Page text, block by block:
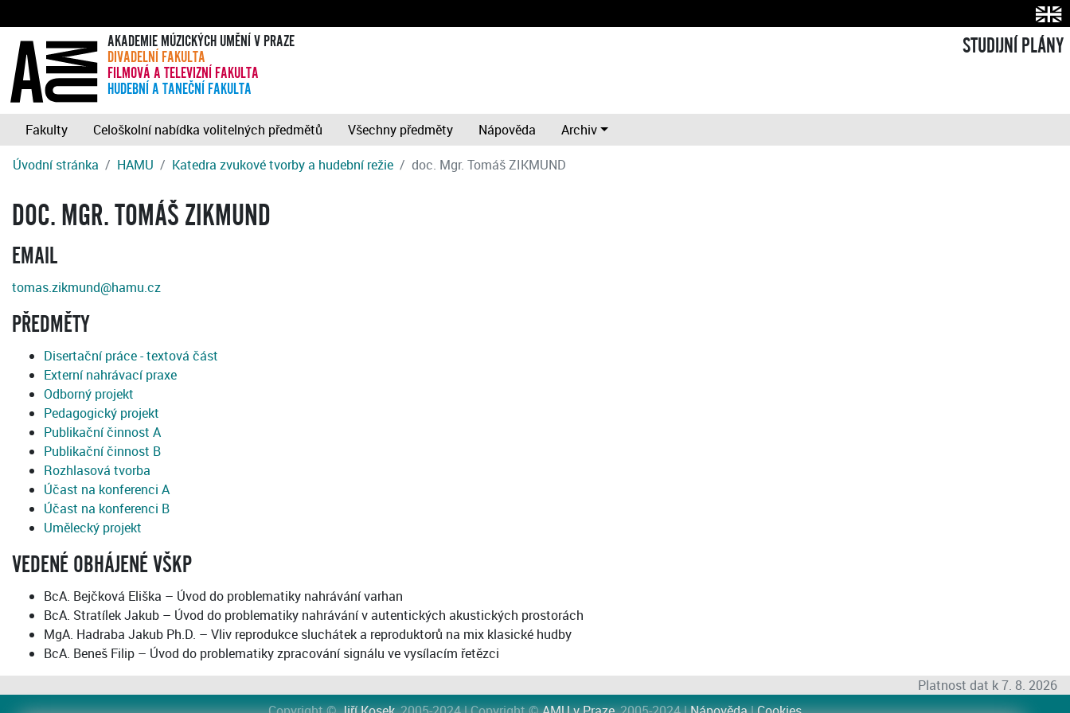
AKADEMIE MÚZICKÝCH UMĚNÍ V PRAZE
DIVADELNÍ FAKULTA
FILMOVÁ A TELEVIZNÍ FAKULTA
HUDEBNÍ A TANEČNÍ FAKULTA
STUDIJNÍ PLÁNY
Fakulty Celoškolní nabídka volitelných předmětů Všechny předměty Nápověda
Archiv
Úvodní stránka
HAMU Katedra zvukové tvorby a hudební režie doc. Mgr. Tomáš ZIKMUND
DOC. MGR. TOMÁŠ ZIKMUND
EMAIL
tomas.zikmund@hamu.cz
PŘEDMĚTY
Disertační práce - textová část
Externí nahrávací praxe
Odborný projekt
Pedagogický projekt
Publikační činnost A
Publikační činnost B
Rozhlasová tvorba
Účast na konferenci A
Účast na konferenci B
Umělecký projekt
VEDENÉ OBHÁJENÉ VŠKP
BcA. Bejčková Eliška – Úvod do problematiky nahrávání varhan
BcA. Stratílek Jakub – Úvod do problematiky nahrávání v autentických akustických prostorách
MgA. Hadraba Jakub Ph.D. – Vliv reprodukce sluchátek a reproduktorů na mix klasické hudby
BcA. Beneš Filip – Úvod do problematiky zpracování signálu ve vysílacím řetězci
Platnost dat k 7. 8. 2026